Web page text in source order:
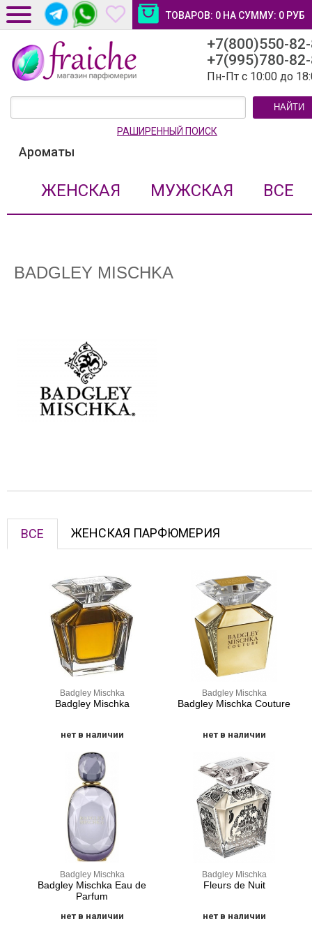
ТОВАРОВ: 0 НА СУММУ: 0 РУБ
ДОСТАВКА И ОПЛАТА
НОВОСТИ И СТАТЬИ
+7(800)550-
+7(995)780-
Пн-Пт с 10:00 до
НАЙТИ
РАШИРЕННЫЙ ПОИСК
Ароматы
ЖЕНСКАЯ МУЖСКАЯ ВСЕ
BADGLEY MISCHKA
ВСЕ ЖЕНСКАЯ ПАРФЮМЕРИЯ
Badgley Mischka
Badgley Mischka
нет в наличии
Badgley Mischka
Badgley Mischka Couture
нет в наличии
Badgley Mischka
Badgley Mischka Eau de
Parfum
нет в наличии
Badgley Mischka
Fleurs de Nuit
нет в наличии